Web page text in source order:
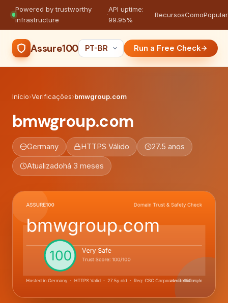
Powered by trustworthy
infrastructure
·
API uptime:
99.95%
RecursosComo
Assure100 Run a Free Check
Início›Verificações›bmwgroup.com
bmwgroup.com
Germany HTTPS Válido 27.5 anos
Atualizadohá 3 meses